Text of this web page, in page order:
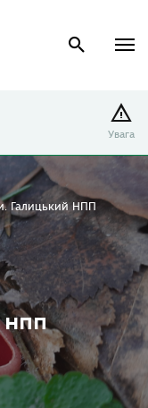
Увага
НПП
Галицький НПП